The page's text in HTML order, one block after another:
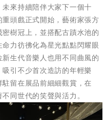
來持續陪伴大家下一個十
頭戲正式開始，藝術家張方
樹冠上，並搭配古蹟水池的
力彷彿化為星光點點閃耀眼
生代音樂人也用不同曲風的
引不少首次造訪的年輕樂
留在展品前細細觀賞，在
同世代的笑聲與活力。